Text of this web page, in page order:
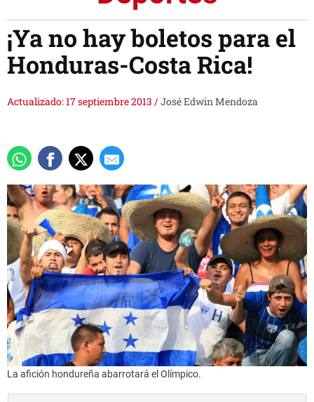
¡Ya no hay boletos para el
Honduras-Costa Rica!
Actualizado: 17 septiembre 2013 /José Edwin Mendoza
La afición hondureña abarrotará el Olímpico.